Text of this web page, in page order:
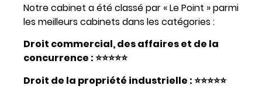
Notre cabinet a été classé par «Le Point »parmi
les meilleurs cabinets dans les catégories :
Droit commercial, des affaires et de la
concurrence : ⭐⭐⭐⭐⭐
Droit de la propriété industrielle : ⭐⭐⭐⭐⭐